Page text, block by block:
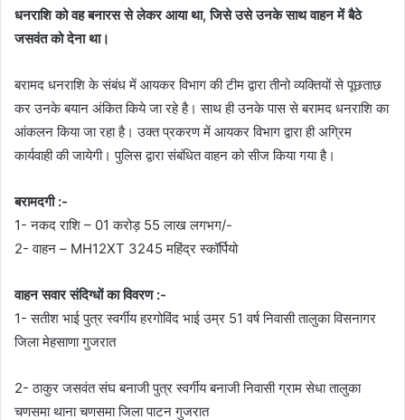
धनराशि को वह बनारस से लेकर आया था, जिसे उसे उनके साथ वाहन में बैठे
जसवंत को देना था।
बरामद धनराशि के संबंध में आयकर विभाग की टीम द्वारा तीनो व्यक्तियों से पूछताछ
कर उनके बयान अंकित किये जा रहे है। साथ ही उनके पास से बरामद धनराशि का
आंकलन किया जा रहा है। उक्त प्रकरण में आयकर विभाग द्वारा ही अग्रिम
कार्यवाही की जायेगी। पुलिस द्वारा संबंधित वाहन को सीज किया गया है।
बरामदगी :-
1- नकद राशि – 01 करोड़ 55 लाख लगभग/-
2- वाहन – MH12XT 3245 महिंद्र स्कॉर्पियो
वाहन सवार संदिग्धों का विवरण :-
1- सतीश भाई पुत्र स्वर्गीय हरगोविंद भाई उम्र 51 वर्ष निवासी तालुका विसनागर
जिला मेहसाणा गुजरात
2- ठाकुर जसवंत संघ बनाजी पुत्र स्वर्गीय बनाजी निवासी ग्राम सेधा तालुका
चणसमा थाना चणसमा जिला पाटन गुजरात